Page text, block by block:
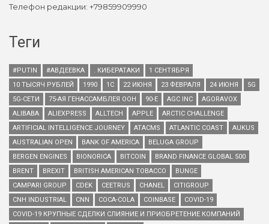
Телефон редакции: +79859909990
Теги
#PUTIN #АВДЕЕВКА . КИБЕРАТАКИ
1 СЕНТЯБРЯ
10 ТЫСЯЧ РУБЛЕЙ
1990 1С 22 ИЮНЯ 23 ФЕВРАЛЯ 24 ИЮНЯ
5G
5G-СЕТИ
75-АЯ ГЕНАССАМБЛЕЯ ООН 90-Е AGC INC
AGORAVOX
ALIBABA
ALIEXPRESS ALLTECH APPLE
ARCTIC CHALLENGE
ARTIFICIAL INTELLIGENCE JOURNEY
ATACMS ATLANTIC COAST
AUKUS
AUSTRALIAN OPEN
BANK OF AMERICA
BELUGA GROUP
BERGEN ENGINES
BIONORICA BITCOIN
BRAND FINANCE GLOBAL 500
BRENT
BREXIT BRITISH AMERICAN TOBACCO
BUNGE
CAMPARI GROUP
CDEK CEETRUS CHANEL
CITIGROUP
CNH INDUSTRIAL
CNN COCA-COLA COINBASE
COVID-19
COVID-19 КРУПНЫЕ СДЕЛКИ СЛИЯНИЕ И ПРИОБРЕТЕНИЕ КОМПАНИЙ